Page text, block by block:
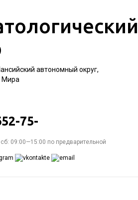
автономный округ,
Мира
75-
09:00—15:00 по предварительной